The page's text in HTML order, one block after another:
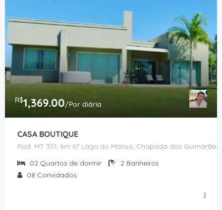
R$1,369.00/Por diária
CASA BOUTIQUE
Rod. MT 351, km 67 Lago do Manso, Chapada dos Guimarães
02 Quartos de dormir 2 Banheiros
08 Convidados